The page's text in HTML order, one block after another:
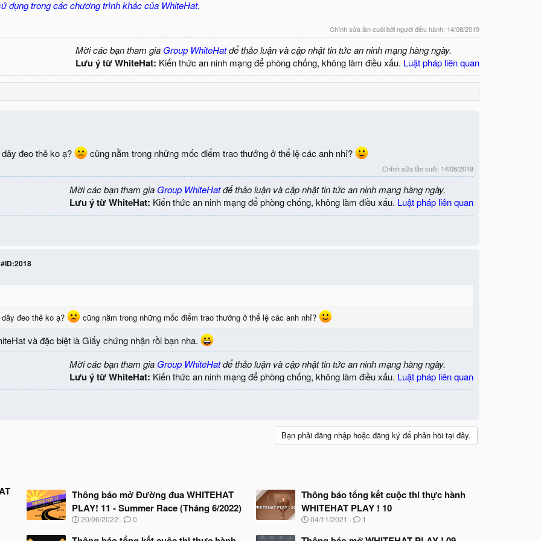
dụng trong các chương trình khác của WhiteHat.
Chỉnh sửa lần cuối bởi người điều hành: 14/08/2019
Mời các bạn tham gia Group WhiteHatđể thảo luận và cập nhật tin tức an ninh mạng hàng ngày.
Lưu ý từ WhiteHat: Kiến thức an ninh mạng để phòng chống, không làm điều xấu. Luật pháp liên quan
đeo thẻ ko ạ? cũng nằm trong những mốc điểm trao thưởng ở thể lệ các anh nhỉ?
Chỉnh sửa lần cuối: 14/08/2019
Mời các bạn tham gia Group WhiteHatđể thảo luận và cập nhật tin tức an ninh mạng hàng ngày.
Lưu ý từ WhiteHat: Kiến thức an ninh mạng để phòng chống, không làm điều xấu. Luật pháp liên quan
đeo thẻ ko ạ?
cũng nằm trong những mốc điểm trao thưởng ở thể lệ các anh nhỉ?
và đặc biệt là Giấy chứng nhận rồi bạn nha.
Mời các bạn tham gia Group WhiteHatđể thảo luận và cập nhật tin tức an ninh mạng hàng ngày.
Lưu ý từ WhiteHat: Kiến thức an ninh mạng để phòng chống, không làm điều xấu. Luật pháp liên quan
Bạn phải đăng nhập hoặc đăng ký để phản hồi tại đây.
Thông báo mở Đường đua WHITEHAT
PLAY! 11 - Summer Race (Tháng 6/2022)
N
à
20/06/2022 0
Thông báo tổng kết cuộc thi thực hành
WHITEHAT PLAY ! 10
N
à
04/11/2021 1